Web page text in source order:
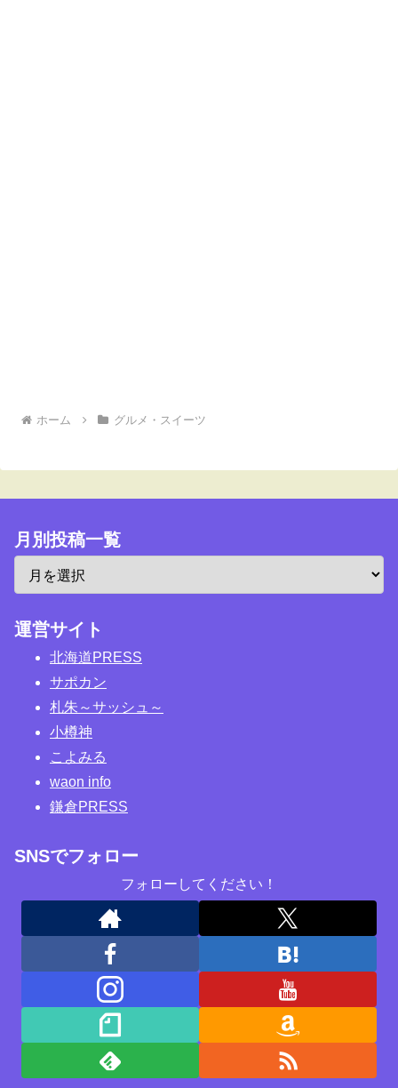
ホーム グルメ・スイーツ
月別投稿一覧
運営サイト
北海道PRESS
サポカン
札朱～サッシュ～
小樽神
こよみる
waon info
鎌倉PRESS
SNSでフォロー
フォローしてください！